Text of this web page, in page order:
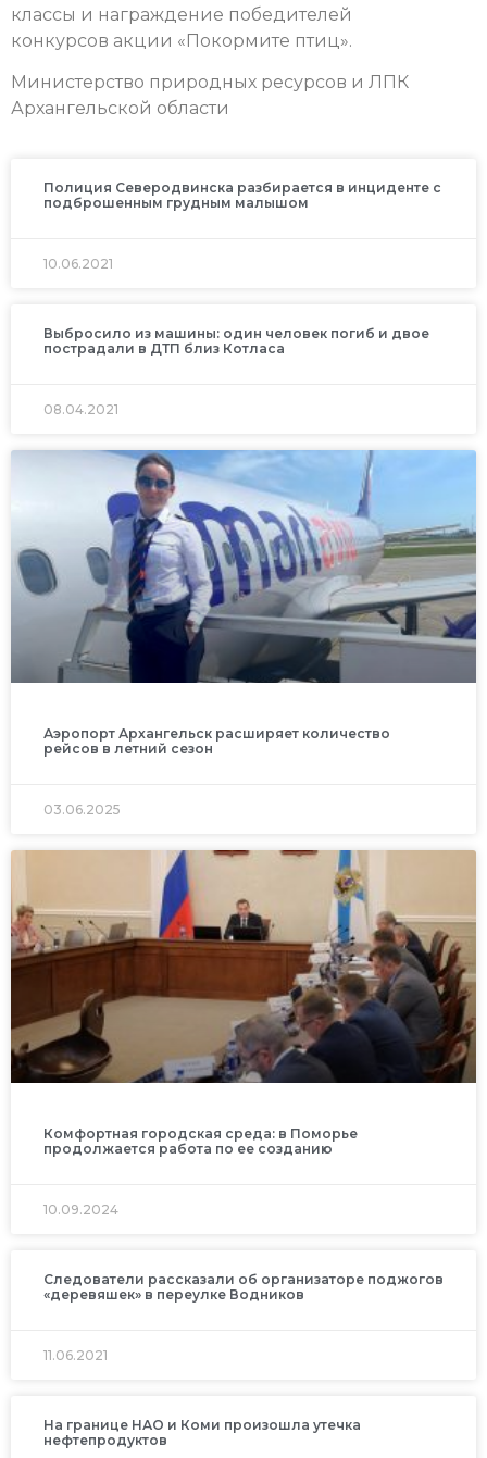
классы и награждение победителей
конкурсов акции «Покормите птиц».
Министерство природных ресурсов и ЛПК
Архангельской области
Полиция Северодвинска разбирается в инциденте с
подброшенным грудным малышом
10.06.2021
Выбросило из машины: один человек погиб и двое
пострадали в ДТП близ Котласа
08.04.2021
Аэропорт Архангельск расширяет количество
рейсов в летний сезон
03.06.2025
Комфортная городская среда: в Поморье
продолжается работа по ее созданию
10.09.2024
Следователи рассказали об организаторе поджогов
«деревяшек» в переулке Водников
11.06.2021
На границе НАО и Коми произошла утечка
нефтепродуктов